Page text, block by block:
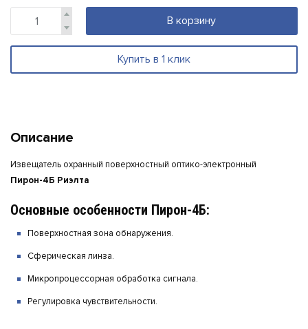
В корзину
Купить в 1 клик
Описание
Извещатель охранный поверхностный оптико-электронный
Пирон-4Б Риэлта
Основные особенности Пирон-4Б:
Поверхностная зона обнаружения.
Сферическая линза.
Микропроцессорная обработка сигнала.
Регулировка чувствительности.